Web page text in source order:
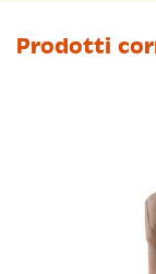
Prodotti